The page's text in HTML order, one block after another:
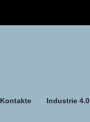
Kontakte Industrie 4.0